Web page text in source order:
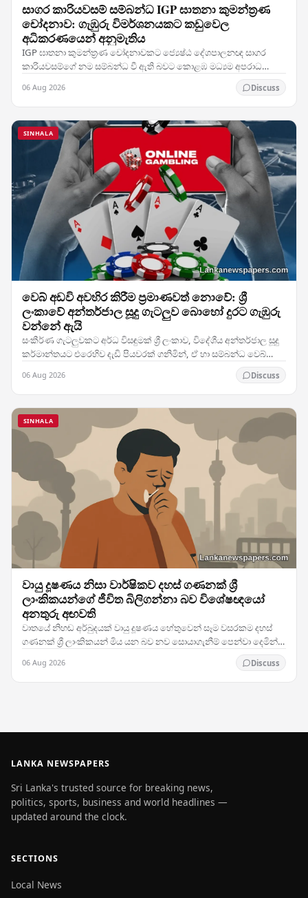
සාගර කාරියවසම් සම්බන්ධ IGP ඝාතනා කුමන්ත්‍රණ
චෝදනාව: ගැඹුරු විමර්ශනයකට කඩුවෙල
අධිකරණයෙන් අනුමැතිය
IGP ඝාතනා කුමන්ත්‍රණ චෝදනාවකට ජ්‍යෙෂ්ඨ දේශපාලනඥ සාගර
කාරියවසම්ගේ නම සම්බන්ධ වී ඇති බවට කොළඹ මධ්‍යම අපරාධ
විමර්ශන කාර්යාංශය (CCIB) ඉදිරිපත් කළ වාර්තාව සලකා බැලූ…
06 Aug 2026 Discuss
SINHALA
වෙබ් අඩවි අවහිර කිරීම ප්‍රමාණවත් නොවේ: ශ්‍රී
ලංකාවේ අන්තර්ජාල සූදු ගැටලුව බොහෝ දුරට ගැඹුරු
වන්නේ ඇයි
සංකීර්ණ ගැටලුවකට අර්ධ විසඳුමක් ශ්‍රී ලංකාව, විදේශීය අන්තර්ජාල සූදු
කර්මාන්තයට එරෙහිව දැඩි පියවරක් ගනිමින්, ඒ හා සම්බන්ධ වෙබ්
06 Aug 2026 Discuss
SINHALA
වායු දූෂණය නිසා වාර්ෂිකව දහස් ගණනක් ශ්‍රී
ලාංකිකයන්ගේ ජීවිත බිලිගන්නා බව විශේෂඥයෝ
අනතුරු අඟවති
වාතයේ නිහඬ අර්බුදයක් වායු දූෂණය හේතුවෙන් සෑම වසරකම දහස්
ගණනක් ශ්‍රී ලාංකිකයන් මිය යන බව නව සොයාගැනීම් පෙන්වා දෙමින්
06 Aug 2026 Discuss
LANKA NEWSPAPERS
Sri Lanka's trusted source for breaking news,
politics, sports, business and world headlines —
updated around the clock.
SECTIONS
Local News